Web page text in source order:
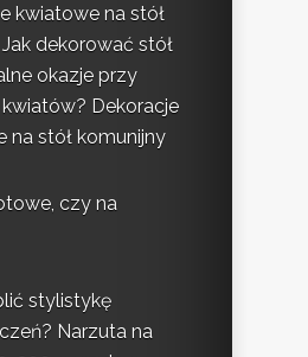
kwiatowe na stół
dekorować stół
okazje przy
Dekoracje
na stół komunijny
czy na
stylistykę
Narzuta na